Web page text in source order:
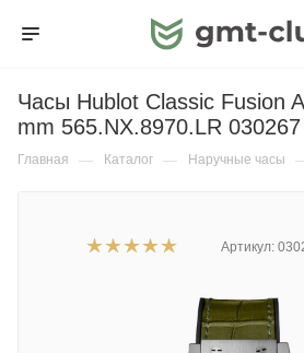
Часы Hublot Classic Fusion
mm 565.NX.8970.LR 030267
Главная — Каталог — Наручные часы
Артикул: